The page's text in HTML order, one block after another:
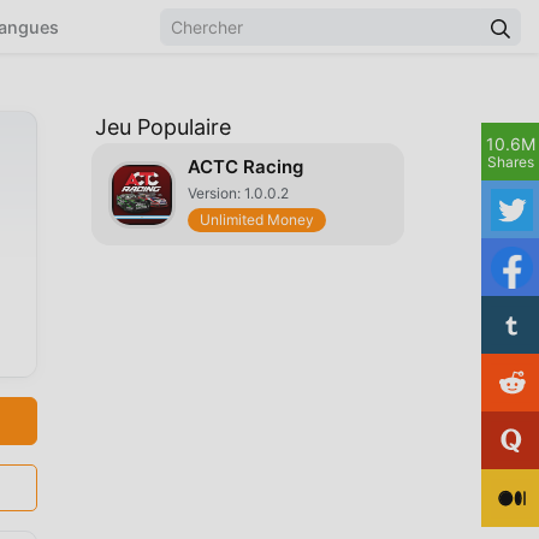
Jeu Populaire
ACTC Racing
Version: 1.0.0.2
Unlimited Money
10.6M
Shares